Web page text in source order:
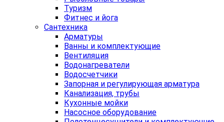
Туризм
Фитнес и йога
Сантехника
Арматуры
Ванны и комплектующие
Вентиляция
Водонагреватели
Водосчетчики
Запорная и регулирующая арматура
Канализация, трубы
Кухонные мойки
Насосное оборудование